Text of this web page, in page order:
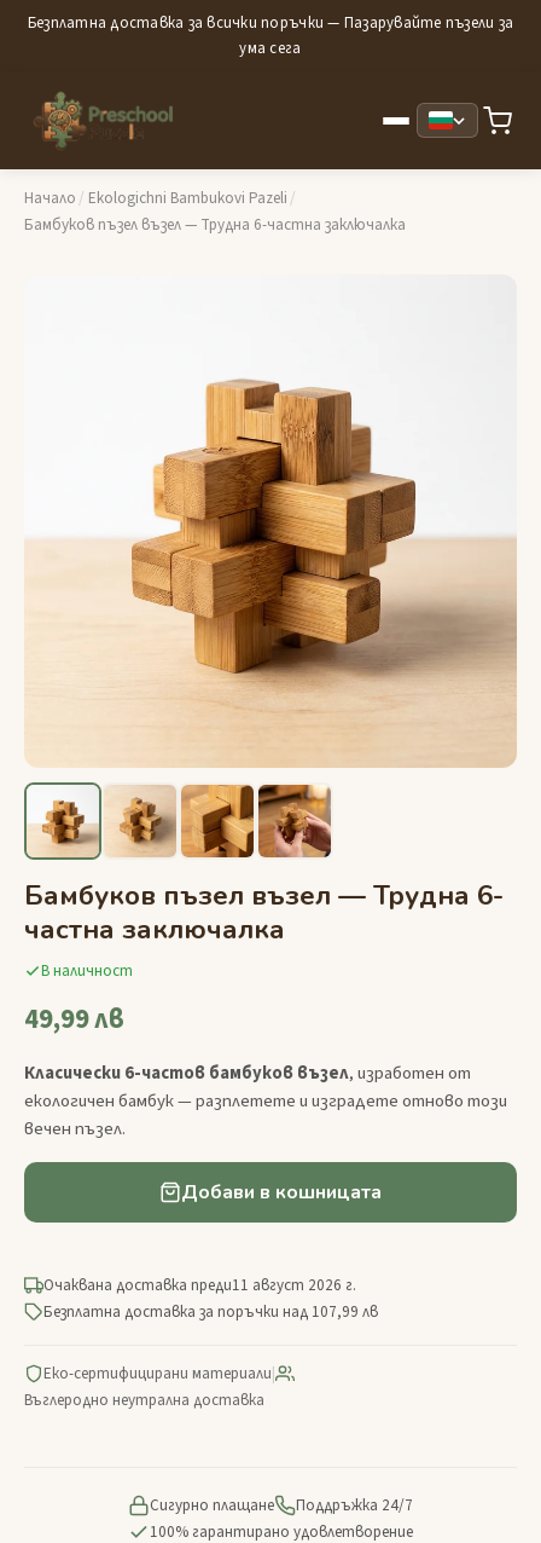
Безплатна доставка за всички поръчки — Пазарувайте пъзели за
ума сега
Начало / Ekologichni Bambukovi Pazeli /
Бамбуков пъзел възел — Трудна 6-частна заключалка
Бамбуков пъзел възел — Трудна 6-
частна заключалка
В наличност
49,99 лв
Класически 6-частов бамбуков възел, изработен от
екологичен бамбук — разплетете и изградете отново този
вечен пъзел.
Добави в кошницата
Очаквана доставка преди11 август 2026 г.
Безплатна доставка за поръчки над 107,99 лв
Еко-сертифицирани материали|
Въглеродно неутрална доставка
Сигурно плащане
Поддръжка 24/7
100% гарантирано удовлетворение